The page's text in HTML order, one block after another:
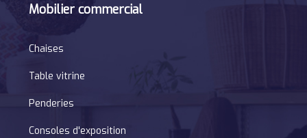
Mobilier commercial
Chaises
Table vitrine
Penderies
Consoles d'exposition